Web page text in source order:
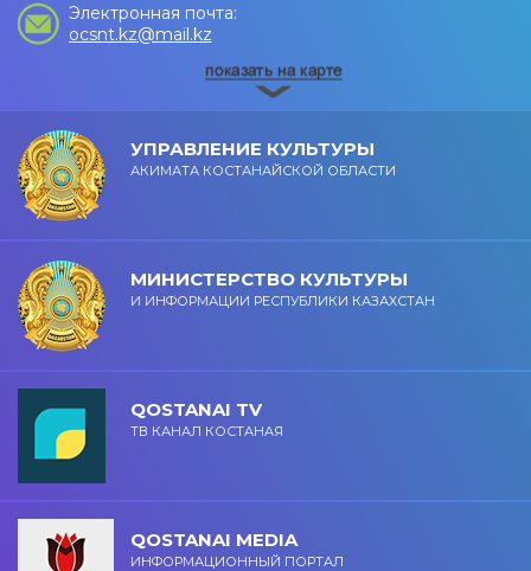
Электронная почта:
ocsnt.kz@mail.kz
УПРАВЛЕНИЕ КУЛЬТУРЫ
АКИМАТА КОСТАНАЙСКОЙ ОБЛАСТИ
МИНИСТЕРСТВО КУЛЬТУРЫ
И ИНФОРМАЦИИ РЕСПУБЛИКИ КАЗАХСТАН
QOSTANAI TV
ТВ КАНАЛ КОСТАНАЯ
QOSTANAI MEDIA
ИНФОРМАЦИОННЫЙ ПОРТАЛ